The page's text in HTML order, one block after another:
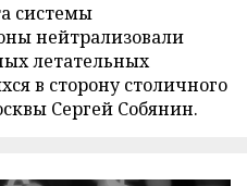
системы
нейтрализовали
летательных
в сторону столичного
Сергей Собянин.